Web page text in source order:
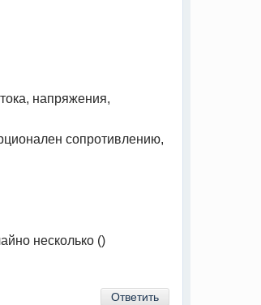
напряжения,
сопротивлению,
несколько ()
Ответить